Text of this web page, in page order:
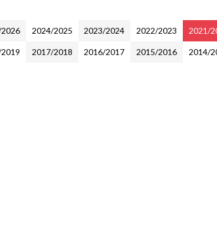
2024/2025 2023/2024 2022/2023 2021/
2017/2018 2016/2017 2015/2016 2014/